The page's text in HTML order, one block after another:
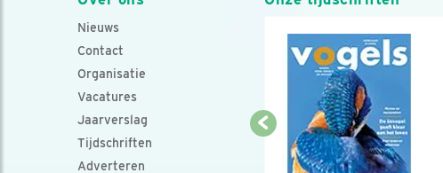
Nieuws
Contact
Organisatie
Vacatures
Jaarverslag
Tijdschriften
Adverteren